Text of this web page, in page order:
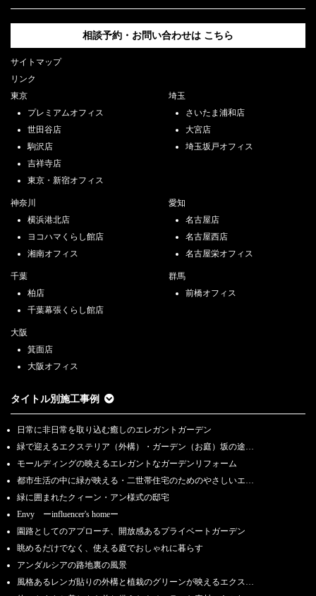
相談予約・お問い合わせは こちら
サイトマップ
リンク
東京
プレミアムオフィス
世田谷店
駒沢店
吉祥寺店
東京・新宿オフィス
千葉
柏店
千葉幕張くらし館店
群馬
前橋オフィス
愛知
名古屋店
名古屋西店
名古屋栄オフィス
神奈川
横浜港北店
ヨコハマくらし館店
湘南オフィス
埼玉
さいたま浦和店
大宮店
埼玉坂戸オフィス
大阪
箕面店
大阪オフィス
タイトル別施工事例
日常に非日常を取り込む癒しのエレガントガーデン
緑で迎えるエクステリア（外構）・ガーデン（お庭）坂の途…
モールディングの映えるエレガントなガーデンリフォーム
都市生活の中に緑が映える・二世帯住宅のためのやさしいエ…
緑に囲まれたクィーン・アン様式の邸宅
Envy ーinfluencer's homeー
園路としてのアプローチ、開放感あるプライベートガーデン
眺めるだけでなく、使える庭でおしゃれに暮らす
アンダルシアの路地裏の風景
風格あるレンガ貼りの外構と植栽のグリーンが映えるエクス…